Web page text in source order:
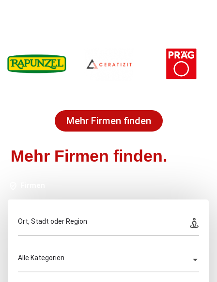
Mehr Firmen finden
Mehr Firmen finden.
Ort, Stadt oder Region
Alle Kategorien